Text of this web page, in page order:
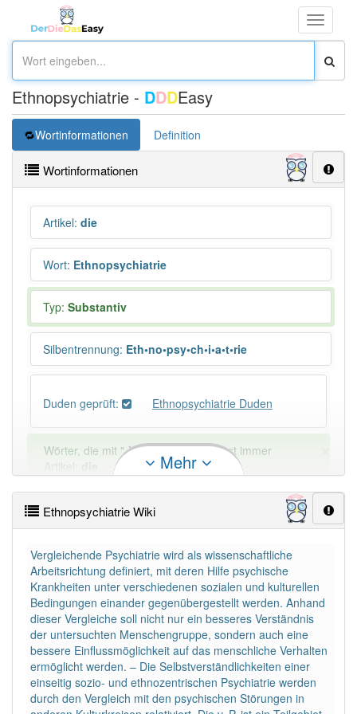
Toggle
Ethnopsychiatrie - DDDEasy
Wortinformationen Definition
Wortinformationen
Artikel: die
Wort: Ethnopsychiatrie
Typ: Substantiv
Silbentrennung: Eth•no•psy•ch•i•a•t•rie
Duden geprüft: Ethnopsychiatrie Duden
Wörter, die mit "-ie" enden, haben fast immer
Artikel:
die
41 Ausnahmen
Beispiele
DIE:4 354
DAS:34Ausnahmen Beispiele
PowerIndex:2
Häufigkeit: 2 von 10
Mehr
Ethnopsychiatrie Wiki
Vergleichende Psychiatrie wird als wissenschaftliche
Arbeitsrichtung definiert, mit deren Hilfe psychische
Krankheiten unter verschiedenen sozialen und kulturellen
Bedingungen einander gegenübergestellt werden. Anhand
dieser Vergleiche soll nicht nur ein besseres Verständnis
der untersuchten Menschengruppe, sondern auch eine
bessere Einflussmöglichkeit auf das menschliche Verhalten
ermöglicht werden. – Die Selbstverständlichkeiten einer
einseitig sozio- und ethnozentrischen Psychiatrie werden
durch den Vergleich mit den psychischen Störungen in